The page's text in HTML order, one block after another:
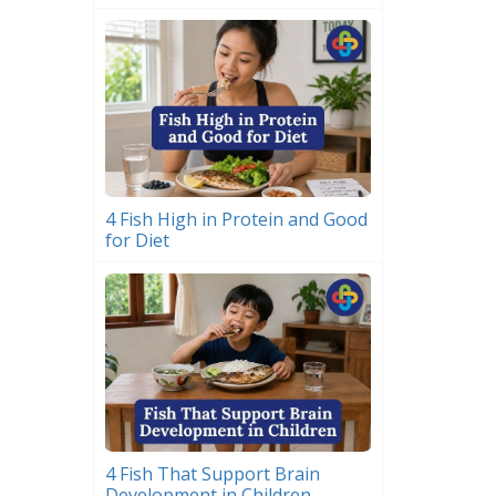
4 Fish High in Protein and Good
for Diet
4 Fish That Support Brain